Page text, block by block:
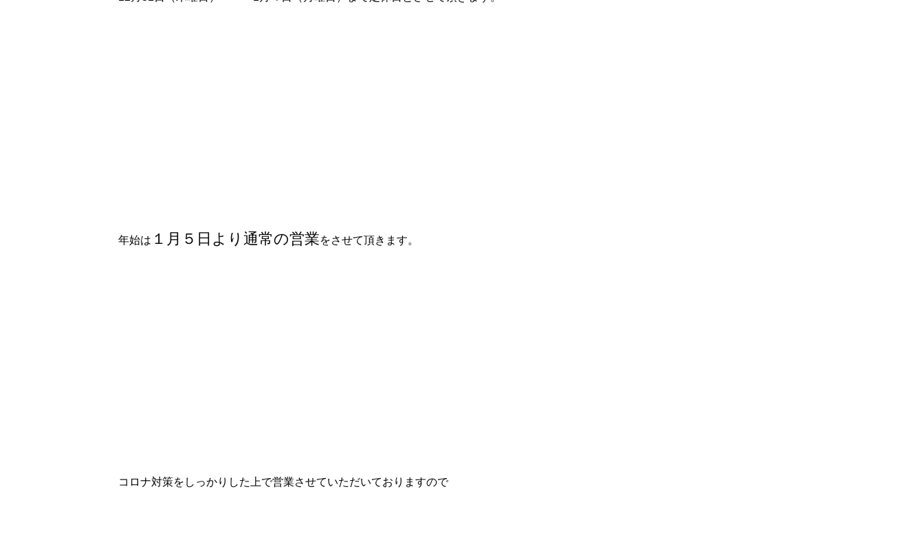
年始は １月５日より通常の営業をさせて頂きます。
コロナ対策をしっかりした上で営業させていただいておりますので